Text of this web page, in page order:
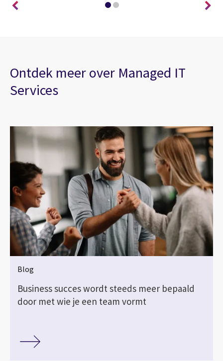
Ontdek meer over Managed IT
Services
Blog
Business succes wordt steeds meer bepaald
door met wie je een team vormt